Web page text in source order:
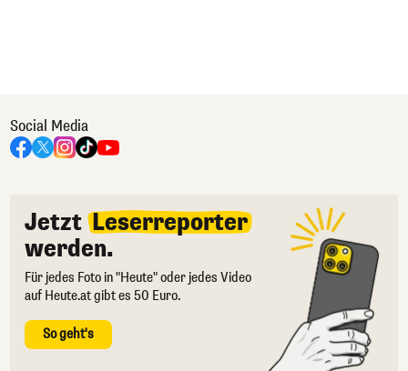
Social Media
Jetzt Leserreporter
werden.
Für jedes Foto in "Heute" oder jedes Video
auf Heute.at gibt es 50 Euro.
So geht's